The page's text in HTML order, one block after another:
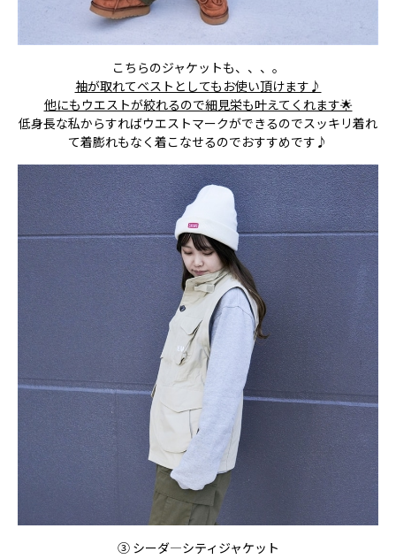
こちらのジャケットも、、、。
袖が取れてベストとしてもお使い頂けます♪
他にもウエストが絞れるので細見栄も叶えてくれます🌟
低身長な私からすればウエストマークができるのでスッキリ着れ
て着膨れもなく着こなせるのでおすすめです♪
③ シーダ―シティジャケット